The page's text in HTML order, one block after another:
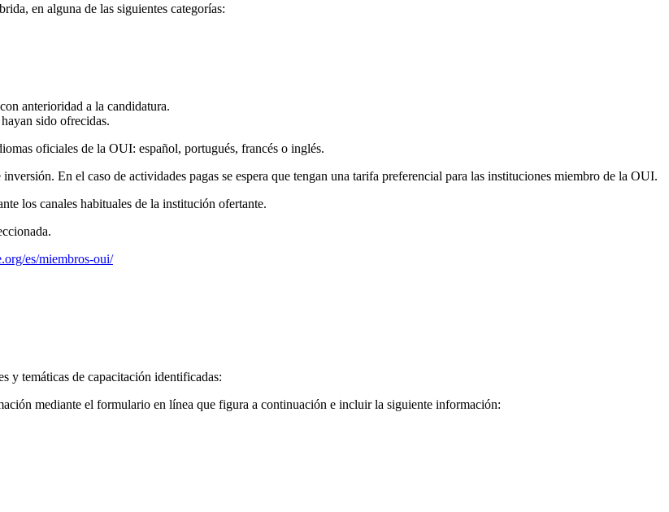
en alguna de las siguientes categorías:
anterioridad a la candidatura.
sido ofrecidas.
oficiales de la OUI: español, portugués, francés o inglés.
En el caso de actividades pagas se espera que tengan una tarifa preferencial para las instituciones miembro de la OUI.
los canales habituales de la institución ofertante.
es/miembros-oui/
y temáticas de capacitación identificadas:
mediante el formulario en línea que figura a continuación e incluir la siguiente información: